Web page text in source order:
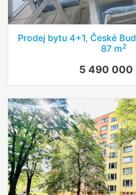
Prodej bytu 4+1, České
87 m2
5 490 000